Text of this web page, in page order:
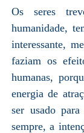
Os seres
humanidade,
interessante,
faziam os
humanas,
energia de
ser usado
sempre, a